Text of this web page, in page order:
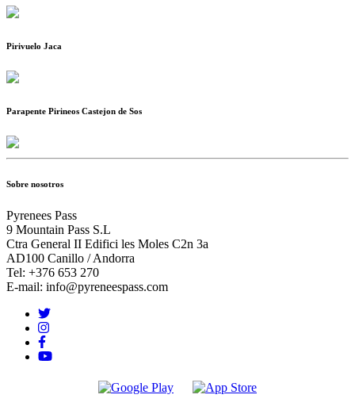
Pirivuelo Jaca
Parapente Pirineos Castejon de Sos
Sobre nosotros
Pyrenees Pass
9 Mountain Pass S.L
Ctra General II Edifici les Moles C2n 3a
AD100 Canillo / Andorra
Tel: +376 653 270
E-mail: info@pyreneespass.com